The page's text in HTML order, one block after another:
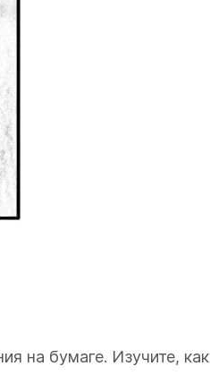
на бумаге. Изучите, как